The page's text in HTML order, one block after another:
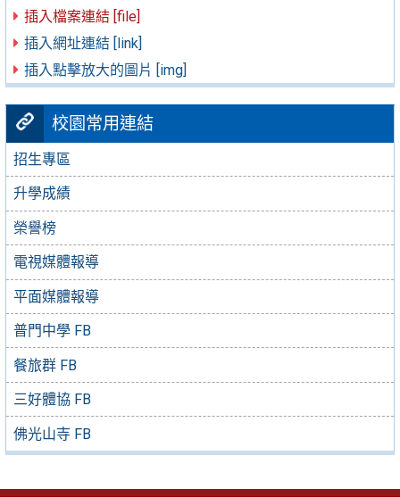
插入檔案連結 [file]
插入網址連結 [link]
插入點擊放大的圖片 [img]
校園常用連結
招生專區
升學成績
榮譽榜
電視媒體報導
平面媒體報導
普門中學 FB
餐旅群 FB
三好體協 FB
佛光山寺 FB